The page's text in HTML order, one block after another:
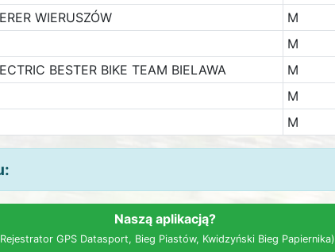
WIERUSZÓW M
M
BESTER BIKE TEAM BIELAWA M
M
M
Naszą aplikacją?
GPS Datasport, Bieg Piastów, Kwidzyński Bieg Papiernika)